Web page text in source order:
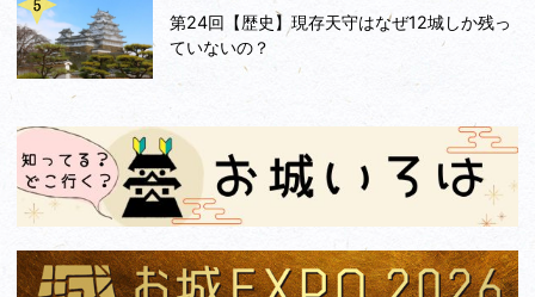
第24回【歴史】現存天守はなぜ12城しか残っ
ていないの？